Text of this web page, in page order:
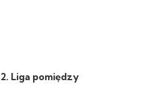
Liga pomiędzy